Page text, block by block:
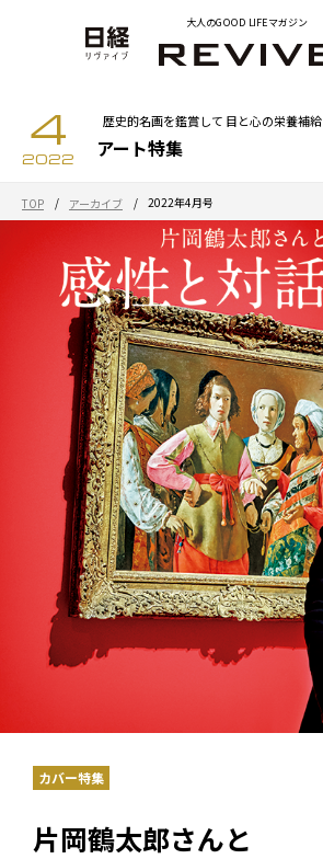
大人のGOOD LIFEマガジン
4
2022
歴史的名画を鑑賞して 目と心の栄養補給
アート特集
TOP / アーカイブ / 2022年4月号
カバー特集
片岡鶴太郎さんと